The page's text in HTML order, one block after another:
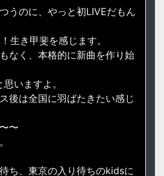
うのに、やっと初LIVEだもん
生き甲斐を感じます。
なく、本格的に新曲を作り始
いますよ。
後は全国に羽ばたきたい感じ
〜
ち、東京の入り待ちのkidsに